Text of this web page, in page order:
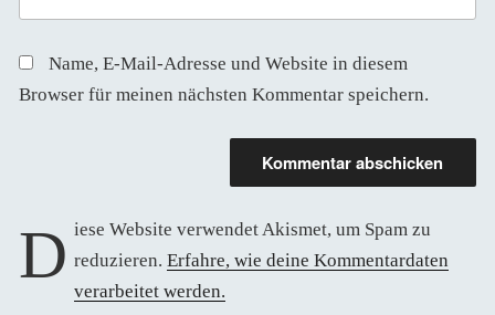
Name, E-Mail-Adresse und Website in diesem
Browser für meinen nächsten Kommentar speichern.
Diese Website verwendet Akismet, um Spam zu reduzieren.Erfahre, wie deine Kommentardaten
verarbeitet werden.